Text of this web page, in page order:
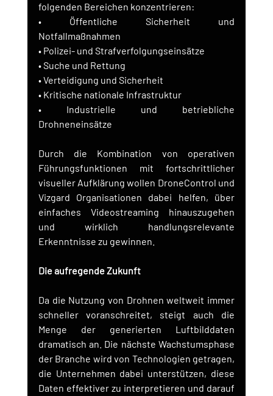
folgenden Bereichen konzentrieren:
• Öffentliche Sicherheit und
Notfallmaßnahmen
• Polizei- und Strafverfolgungseinsätze
• Suche und Rettung
• Verteidigung und Sicherheit
• Kritische nationale Infrastruktur
• Industrielle und betriebliche
Drohneneinsätze
Durch die Kombination von operativen
Führungsfunktionen mit fortschrittlicher
visueller Aufklärung wollen DroneControl und
Vizgard Organisationen dabei helfen, über
einfaches Videostreaming hinauszugehen
und wirklich handlungsrelevante
Erkenntnisse zu gewinnen.
Die aufregende Zukunft
Da die Nutzung von Drohnen weltweit immer
schneller voranschreitet, steigt auch die
Menge der generierten Luftbilddaten
dramatisch an. Die nächste Wachstumsphase
der Branche wird von Technologien getragen,
die Unternehmen dabei unterstützen, diese
Daten effektiver zu interpretieren und darauf